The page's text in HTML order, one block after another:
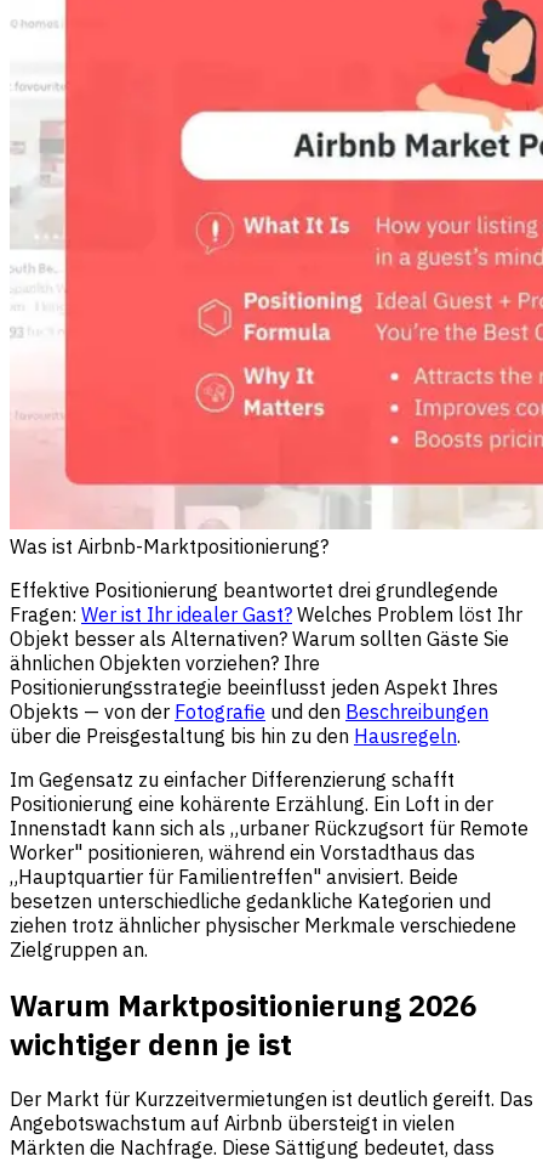
Was ist Airbnb-Marktpositionierung?
Effektive Positionierung beantwortet drei grundlegende
Fragen: Wer ist Ihr idealer Gast? Welches Problem löst Ihr
Objekt besser als Alternativen? Warum sollten Gäste Sie
ähnlichen Objekten vorziehen? Ihre
Positionierungsstrategie beeinflusst jeden Aspekt Ihres
Objekts — von der Fotografie und den Beschreibungen
über die Preisgestaltung bis hin zu den Hausregeln.
Im Gegensatz zu einfacher Differenzierung schafft
Positionierung eine kohärente Erzählung. Ein Loft in der
Innenstadt kann sich als „urbaner Rückzugsort für Remote
Worker" positionieren, während ein Vorstadthaus das
„Hauptquartier für Familientreffen" anvisiert. Beide
besetzen unterschiedliche gedankliche Kategorien und
ziehen trotz ähnlicher physischer Merkmale verschiedene
Zielgruppen an.
Warum Marktpositionierung 2026
wichtiger denn je ist
Der Markt für Kurzzeitvermietungen ist deutlich gereift. Das
Angebotswachstum auf Airbnb übersteigt in vielen
Märkten die Nachfrage. Diese Sättigung bedeutet, dass